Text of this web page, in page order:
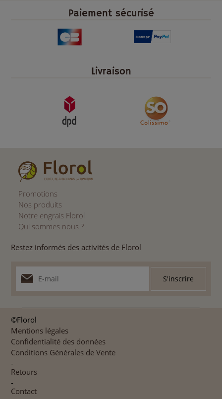
Paiement sécurisé
Livraison
Promotions
Nos produits
Notre engrais Florol
Qui sommes nous ?
Restez informés des activités de Florol
©Florol
Mentions légales
Confidentialité des données
Conditions Générales de Vente
-
Retours
-
Contact